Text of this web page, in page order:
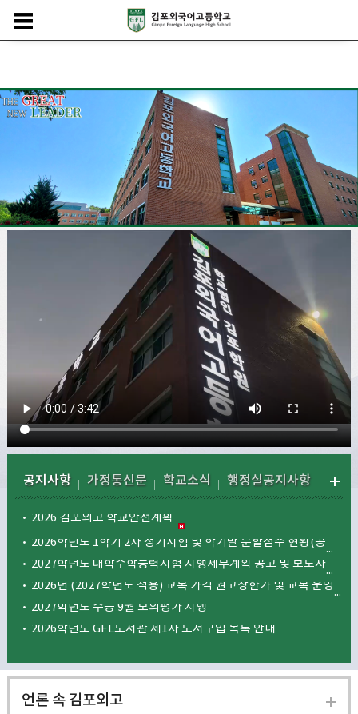
공지사항 가정통신문 학교소식 행정실공지사항
2026 김포외고 학교안전계획
2026학년도 1학기 2차 정기시험 및 학기말 분할점수 현황(공개용)
2027학년도 대학수학능력시험 시행세부계획 공고 및 보도자료 알림
2026년 (2027학년도 적용) 교복 가격 권고상한가 및 교복 운영 현황 안내
2027학년도 수능 9월 모의평가 시행
2026학년도 GFL도서관 제1차 도서구입 목록 안내
언론 속 김포외고